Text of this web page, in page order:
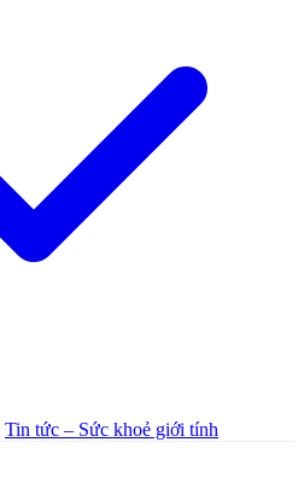
Tin tức – Sức khoẻ giới tính